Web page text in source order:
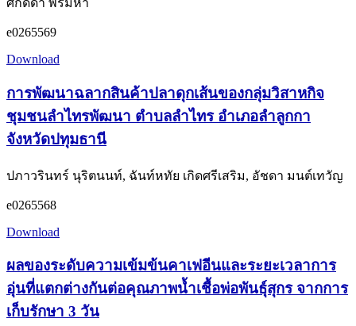
ศักดิ์ดา พรมหา
e0265569
Download
การพัฒนาฉลากสินค้าปลาดุกเส้นของกลุ่มวิสาหกิจ
ชุมชนลำไทรพัฒนา ตำบลลำไทร อำเภอลำลูกกา
จังหวัดปทุมธานี
ปภาวรินทร์ นุริตนนท์, ฉันท์หทัย เกิดศรีเสริม, อัชดา มนต์เทวัญ
e0265568
Download
ผลของระดับความเข้มข้นคาเฟอีนและระยะเวลาการ
อุ่นที่แตกต่างกันต่อคุณภาพน้ำเชื้อพ่อพันธุ์สุกร จากการ
เก็บรักษา 3 วัน